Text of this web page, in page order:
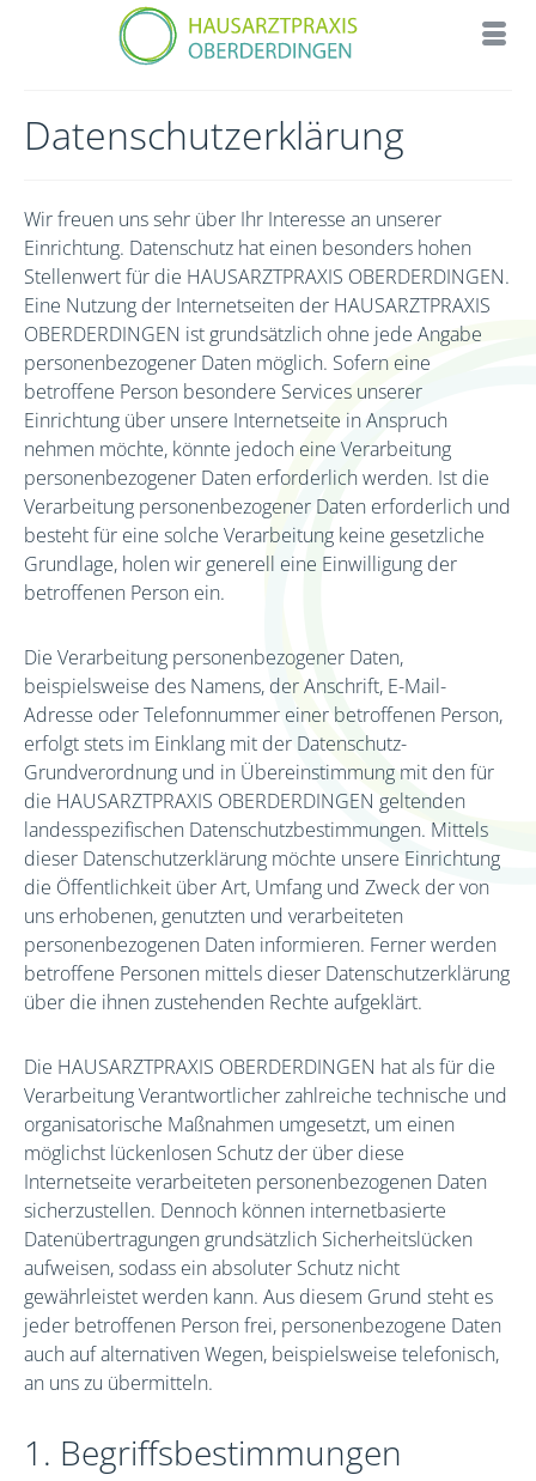
Datenschutz­erklärung
Wir freuen uns sehr über Ihr Interesse an unserer
Einrichtung. Datenschutz hat einen besonders hohen
Stellenwert für die HAUSARZTPRAXIS OBERDERDINGEN.
Eine Nutzung der Internetseiten der HAUSARZTPRAXIS
OBERDERDINGEN ist grundsätzlich ohne jede Angabe
personenbezogener Daten möglich. Sofern eine
betroffene Person besondere Services unserer
Einrichtung über unsere Internetseite in Anspruch
nehmen möchte, könnte jedoch eine Verarbeitung
personenbezogener Daten erforderlich werden. Ist die
Verarbeitung personenbezogener Daten erforderlich und
besteht für eine solche Verarbeitung keine gesetzliche
Grundlage, holen wir generell eine Einwilligung der
betroffenen Person ein.
Die Verarbeitung personenbezogener Daten,
beispielsweise des Namens, der Anschrift, E-Mail-
Adresse oder Telefonnummer einer betroffenen Person,
erfolgt stets im Einklang mit der Datenschutz-
Grundverordnung und in Übereinstimmung mit den für
die HAUSARZTPRAXIS OBERDERDINGEN geltenden
landesspezifischen Datenschutzbestimmungen. Mittels
dieser Datenschutzerklärung möchte unsere Einrichtung
die Öffentlichkeit über Art, Umfang und Zweck der von
uns erhobenen, genutzten und verarbeiteten
personenbezogenen Daten informieren. Ferner werden
betroffene Personen mittels dieser Datenschutzerklärung
über die ihnen zustehenden Rechte aufgeklärt.
Die HAUSARZTPRAXIS OBERDERDINGEN hat als für die
Verarbeitung Verantwortlicher zahlreiche technische und
organisatorische Maßnahmen umgesetzt, um einen
möglichst lückenlosen Schutz der über diese
Internetseite verarbeiteten personenbezogenen Daten
sicherzustellen. Dennoch können internetbasierte
Datenübertragungen grundsätzlich Sicherheitslücken
aufweisen, sodass ein absoluter Schutz nicht
gewährleistet werden kann. Aus diesem Grund steht es
jeder betroffenen Person frei, personenbezogene Daten
auch auf alternativen Wegen, beispielsweise telefonisch,
an uns zu übermitteln.
1. Begriffsbestimmungen